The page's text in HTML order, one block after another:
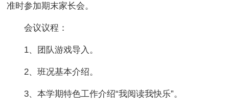
准时参加期末家长会。
会议议程：
1、团队游戏导入。
2、班况基本介绍。
3、本学期特色工作介绍“我阅读我快乐”。